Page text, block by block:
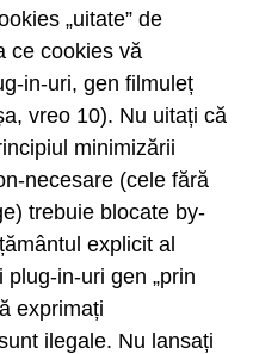
„uitate” de
ce cookies vă
in-uri, gen filmuleț
vreo 10). Nu uitați că
minimizării
necesare (cele fără
trebuie blocate by-
explicit al
in-uri gen „prin
exprimați
ilegale. Nu lansați